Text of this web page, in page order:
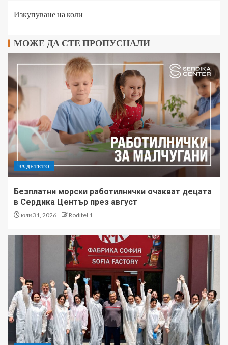
Изкупуване на коли
МОЖЕ ДА СТЕ ПРОПУСНАЛИ
ЗА ДЕТЕТО
Безплатни морски работилнички очакват децата
в Сердика Център през август
юли 31, 2026 Roditel 1